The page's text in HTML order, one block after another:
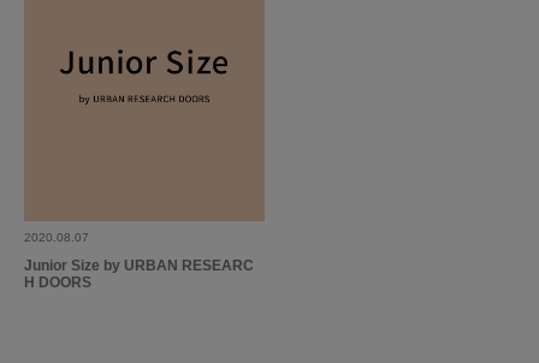
2020.08.07
Junior Size by URBAN RESEARC
H DOORS